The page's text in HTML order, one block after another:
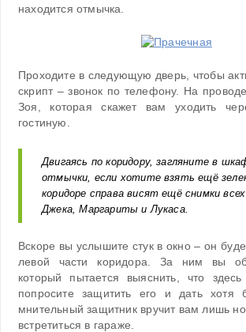
находится отмычка.
Проходите в следующую дверь, чтобы
скрипт – звонок по телефону. На
Зоя, которая скажет вам уходить
гостиную.
Двигаясь по коридору, загляните в
отмычки, если хотите взять ещё
коридоре справа висят ещё снимки
Джека, Маргариты и Лукаса.
Вскоре вы услышите стук в окно – он
левой части коридора. За ним вы
который пытается выяснить, что
попросите защитить его и дать хотя
мнительный защитник вручит вам лишь
встретиться в гараже.